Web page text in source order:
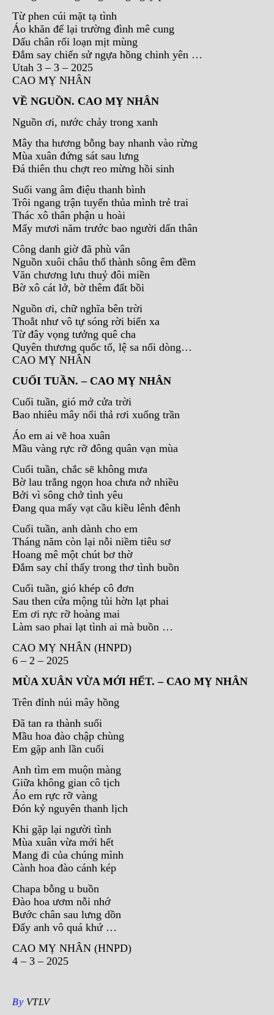
Từ phen cúi mặt tạ tình
Áo khăn để lại trường đình mê cung
Dấu chân rối loạn mịt mùng
Đắm say chiến sử ngựa hồng chinh yên …
Utah 3 – 3 – 2025
CAO MỴ NHÂN
VỀ NGUỒN. CAO MỴ NHÂN
Nguồn ơi, nước chảy trong xanh
Mây tha hương bỗng bay nhanh vào rừng
Mùa xuân đứng sát sau lưng
Đá thiên thu chợt reo mừng hồi sinh
Suối vang âm điệu thanh bình
Trôi ngang trận tuyến thủa mình trẻ trai
Thác xô thân phận u hoài
Mấy mươi năm trước bao người dấn thân
Công danh giờ đã phù vân
Nguồn xuôi châu thổ thành sông êm đềm
Văn chương lưu thuỷ đôi miền
Bờ xô cát lở, bờ thêm đất bồi
Nguồn ơi, chữ nghĩa bên trời
Thoắt như vô tự sóng rời biển xa
Từ đây vọng tưởng quê cha
Quyên thương quốc tổ, lệ sa nối dòng…
CAO MỴ NHÂN
CUỐI TUẦN. – CAO MỴ NHÂN
Cuối tuần, gió mở cửa trời
Bao nhiêu mây nổi thả rơi xuống trần
Áo em ai vẽ hoa xuân
Mầu vàng rực rỡ đông quân vạn mùa
Cuối tuần, chắc sẽ không mưa
Bờ lau trắng ngọn hoa chưa nở nhiều
Bởi vì sông chở tình yêu
Đang qua mấy vạt cầu kiều lênh đênh
Cuối tuần, anh dành cho em
Tháng năm còn lại nỗi niềm tiêu sơ
Hoang mê một chút bơ thờ
Đắm say chỉ thấy trong thơ tình buồn
Cuối tuần, gió khép cô đơn
Sau then cửa mộng tủi hờn lạt phai
Em ơi rực rỡ hoàng mai
Làm sao phai lạt tình ai mà buồn …
CAO MỴ NHÂN (HNPD)
6 – 2 – 2025
MÙA XUÂN VỪA MỚI HẾT. – CAO MỴ NHÂN
Trên đỉnh núi mây hồng
Đã tan ra thành suối
Mầu hoa đào chập chùng
Em gặp anh lần cuối
Anh tìm em muộn màng
Giữa không gian cô tịch
Áo em rực rỡ vàng
Đón kỷ nguyên thanh lịch
Khi gặp lại người tình
Mùa xuân vừa mới hết
Mang đi của chúng mình
Cành hoa đào cánh kép
Chapa bỗng u buồn
Đào hoa ươm nỗi nhớ
Bước chân sau lưng dồn
Đẩy anh vô quá khứ …
CAO MỴ NHÂN (HNPD)
4 – 3 – 2025
By VTLV